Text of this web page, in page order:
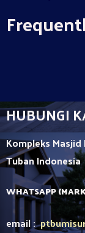
HUBUNGI
Kompleks Masjid
TubanIndonesia
WHATSAPP
email :